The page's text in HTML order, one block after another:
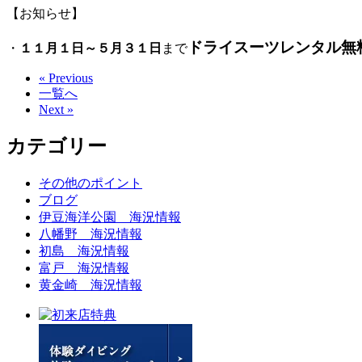
【お知らせ】
・ １１月１日～５月３１日 までドライスーツレンタル無
« Previous
一覧へ
Next »
カテゴリー
その他のポイント
ブログ
伊豆海洋公園 海況情報
八幡野 海況情報
初島 海況情報
富戸 海況情報
黄金崎 海況情報